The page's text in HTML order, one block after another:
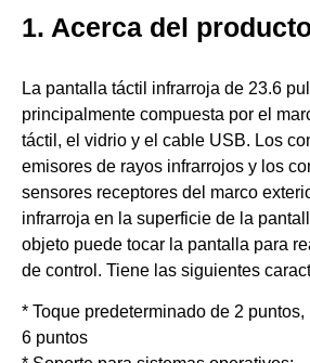
1. Acerca del
La pantalla táctil infrarroja de 23.6
principalmente compuesta por el
táctil, el vidrio y el cable USB. Los
emisores de rayos infrarrojos y los
sensores receptores del marco
infrarroja en la superficie de la
objeto puede tocar la pantalla para
de control. Tiene las siguientes
* Toque predeterminado de 2
6 puntos